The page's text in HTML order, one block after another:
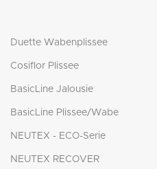
Duette Wabenplissee
Cosiflor Plissee
BasicLine Jalousie
BasicLine Plissee/Wabe
NEUTEX - ECO-Serie
NEUTEX RECOVER